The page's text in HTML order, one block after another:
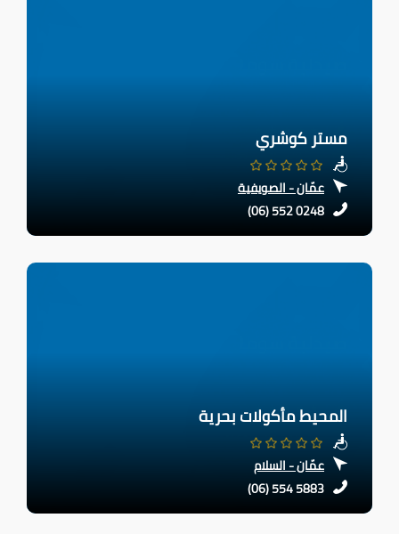
مستر كوشري
عمّان - الصويفية
(06) 552 0248
المحيط مأكولات بحرية
عمّان - السلام
(06) 554 5883